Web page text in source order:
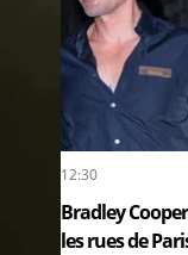
12:30
Bradley
les rues de